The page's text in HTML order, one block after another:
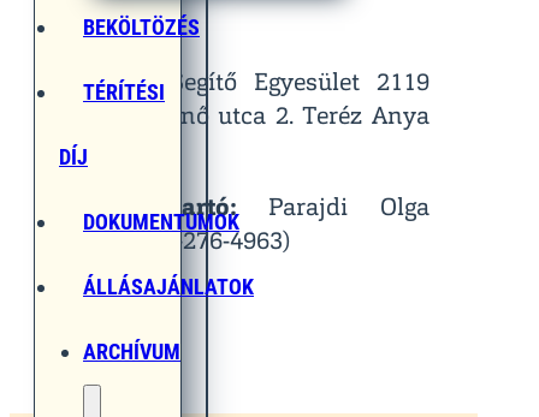
BEKÖLTÖZÉS
TÉRÍTÉSI
DÍJ
DOKUMENTUMOK
ÁLLÁSAJÁNLATOK
ARCHÍVUM
Helyszín:
Egymást Segítő Egyesület 2119
Pécel, Pihenő utca 2. Teréz Anya
Terem
Kapcsolattartó:Parajdi Olga
(Tel.: 06-30-276-4963)